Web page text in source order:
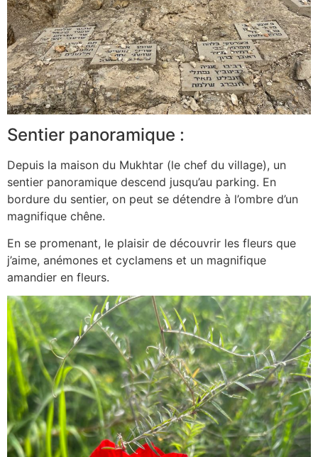
Sentier panoramique :
Depuis la maison du Mukhtar (le chef du village), un
sentier panoramique descend jusqu’au parking. En
bordure du sentier, on peut se détendre à l’ombre d’un
magnifique chêne.
En se promenant, le plaisir de découvrir les fleurs que
j’aime, anémones et cyclamens et un magnifique
amandier en fleurs.